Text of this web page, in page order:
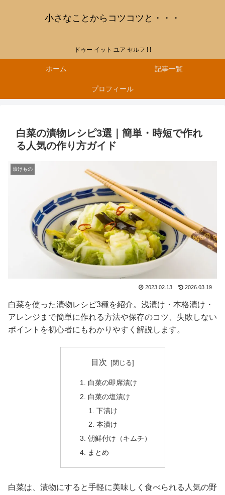
小さなことからコツコツと・・・
ドゥー イット ユア セルフ ! !
ホーム 記事一覧
プロフィール
白菜の漬物レシピ3選｜簡単・時短で作れ
る人気の作り方ガイド
漬けもの
2023.02.13 2026.03.19
白菜を使った漬物レシピ3種を紹介。浅漬け・本格漬け・
アレンジまで簡単に作れる方法や保存のコツ、失敗しない
ポイントを初心者にもわかりやすく解説します。
目次
白菜の即席漬け
白菜の塩漬け
下漬け
本漬け
朝鮮付け（キムチ）
まとめ
白菜は、漬物にすると手軽に美味しく食べられる人気の野